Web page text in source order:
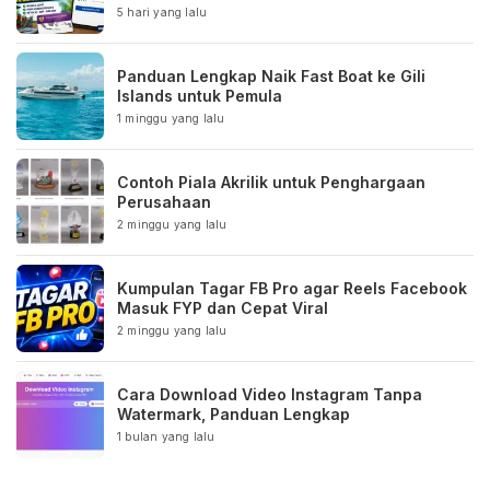
5 hari yang lalu
Panduan Lengkap Naik Fast Boat ke Gili
Islands untuk Pemula
1 minggu yang lalu
Contoh Piala Akrilik untuk Penghargaan
Perusahaan
2 minggu yang lalu
Kumpulan Tagar FB Pro agar Reels Facebook
Masuk FYP dan Cepat Viral
2 minggu yang lalu
Cara Download Video Instagram Tanpa
Watermark, Panduan Lengkap
1 bulan yang lalu